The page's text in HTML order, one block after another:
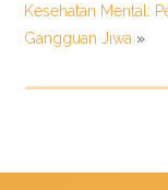
Kesehatan Mental:
Gangguan Jiwa »